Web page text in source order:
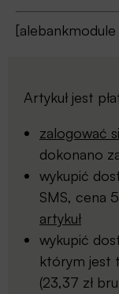
Artykuł jest
zalogować
dokonano
wykupić
SMS, cena
artykuł
wykupić
którym jest
(23,37 zł